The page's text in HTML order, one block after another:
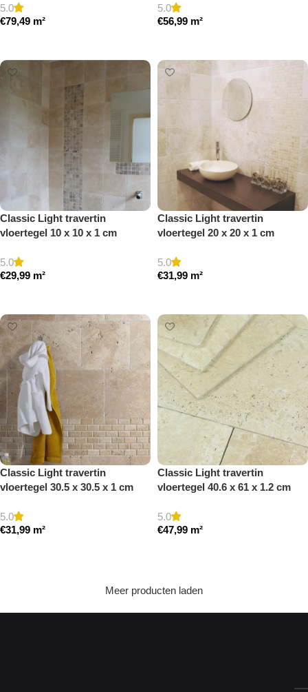
5.0
€79,49 m²
5.0
€56,99 m²
Classic Light travertin
vloertegel 10 x 10 x 1 cm
5.0
€29,99 m²
Classic Light travertin
vloertegel 20 x 20 x 1 cm
5.0
€31,99 m²
Classic Light travertin
vloertegel 30.5 x 30.5 x 1 cm
5.0
€31,99 m²
Classic Light travertin
vloertegel 40.6 x 61 x 1.2 cm
5.0
€47,99 m²
Meer producten laden